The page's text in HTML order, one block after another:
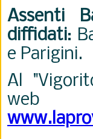
Assenti
diffidati:
e Parigini.
Al